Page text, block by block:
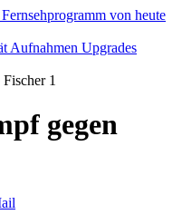
Aufnahmen Upgrades
gegen